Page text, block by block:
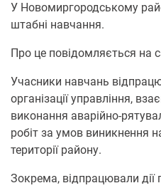
У Новомиргородському
штабні навчання.
Про це повідомляється на
Учасники навчань
організації управління,
виконання аварійно-
робіт за умов виникнення
території району.
Зокрема, відпрацювали дії